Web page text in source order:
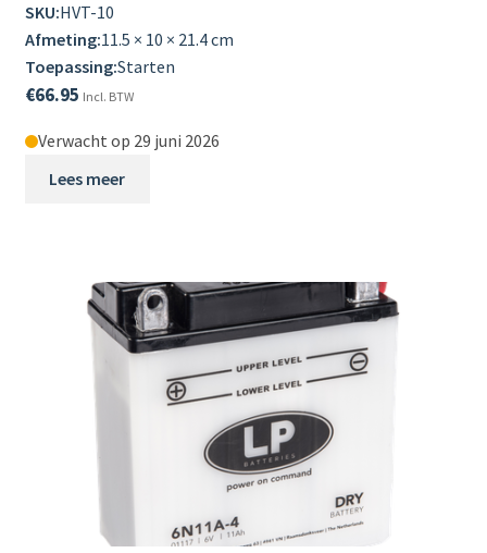
SKU:HVT-10
Afmeting:11.5 × 10 × 21.4 cm
Toepassing:Starten
€66.95 Incl. BTW
Verwacht op 29 juni 2026
Lees meer